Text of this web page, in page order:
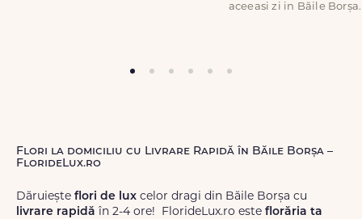
aceeasi zi in Băile Borșa.
Flori la domiciliu cu Livrare Rapidă în Băile Borșa –
FlorideLux.ro
Dăruiește flori de lux celor dragi din Băile Borșa cu
livrare rapidă în 2-4 ore! FlorideLux.ro este florăria ta